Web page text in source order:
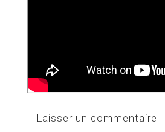
Laisser un commentaire